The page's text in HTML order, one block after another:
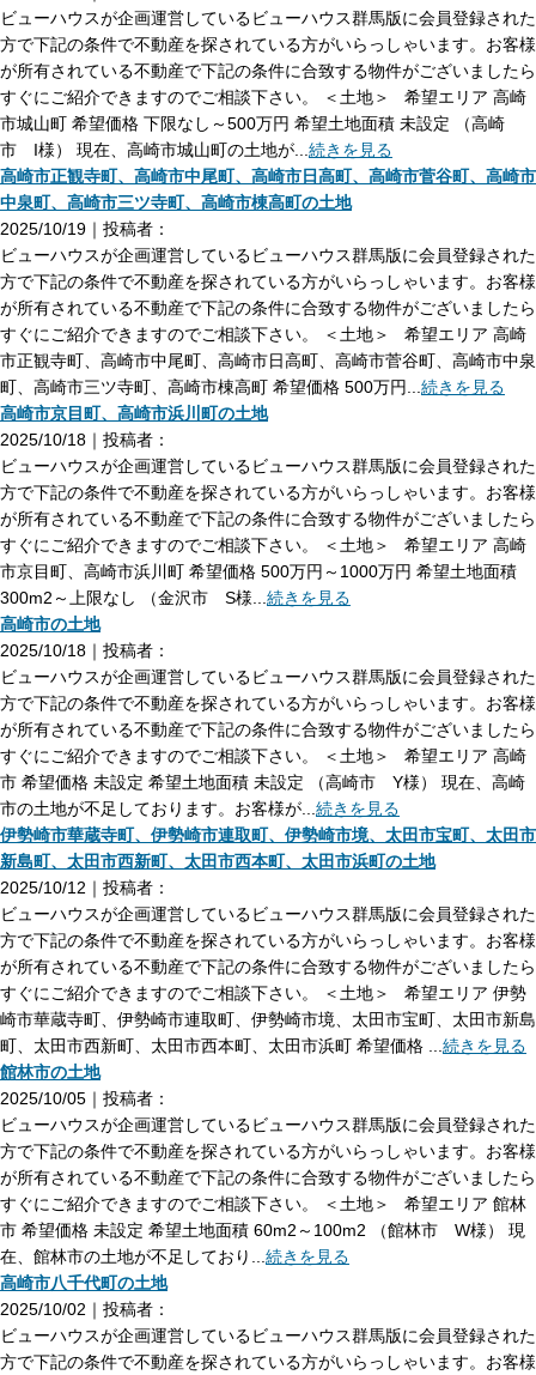
ビューハウスが企画運営しているビューハウス群馬版に会員登録された
方で下記の条件で不動産を探されている方がいらっしゃいます。お客様
が所有されている不動産で下記の条件に合致する物件がございましたら
すぐにご紹介できますのでご相談下さい。 ＜土地＞ 希望エリア 高崎
市城山町 希望価格 下限なし～500万円 希望土地面積 未設定 （高崎
市 I様） 現在、高崎市城山町の土地が... 続きを見る
高崎市正観寺町、高崎市中尾町、高崎市日高町、高崎市菅谷町、高崎市
中泉町、高崎市三ツ寺町、高崎市棟高町の土地
2025/10/19｜投稿者：
ビューハウスが企画運営しているビューハウス群馬版に会員登録された
方で下記の条件で不動産を探されている方がいらっしゃいます。お客様
が所有されている不動産で下記の条件に合致する物件がございましたら
すぐにご紹介できますのでご相談下さい。 ＜土地＞ 希望エリア 高崎
市正観寺町、高崎市中尾町、高崎市日高町、高崎市菅谷町、高崎市中泉
町、高崎市三ツ寺町、高崎市棟高町 希望価格 500万円... 続きを見る
高崎市京目町、高崎市浜川町の土地
2025/10/18｜投稿者：
ビューハウスが企画運営しているビューハウス群馬版に会員登録された
方で下記の条件で不動産を探されている方がいらっしゃいます。お客様
が所有されている不動産で下記の条件に合致する物件がございましたら
すぐにご紹介できますのでご相談下さい。 ＜土地＞ 希望エリア 高崎
市京目町、高崎市浜川町 希望価格 500万円～1000万円 希望土地面積
300m2～上限なし （金沢市 S様... 続きを見る
高崎市の土地
2025/10/18｜投稿者：
ビューハウスが企画運営しているビューハウス群馬版に会員登録された
方で下記の条件で不動産を探されている方がいらっしゃいます。お客様
が所有されている不動産で下記の条件に合致する物件がございましたら
すぐにご紹介できますのでご相談下さい。 ＜土地＞ 希望エリア 高崎
市 希望価格 未設定 希望土地面積 未設定 （高崎市 Y様） 現在、高崎
市の土地が不足しております。お客様が... 続きを見る
伊勢崎市華蔵寺町、伊勢崎市連取町、伊勢崎市境、太田市宝町、太田市
新島町、太田市西新町、太田市西本町、太田市浜町の土地
2025/10/12｜投稿者：
ビューハウスが企画運営しているビューハウス群馬版に会員登録された
方で下記の条件で不動産を探されている方がいらっしゃいます。お客様
が所有されている不動産で下記の条件に合致する物件がございましたら
すぐにご紹介できますのでご相談下さい。 ＜土地＞ 希望エリア 伊勢
崎市華蔵寺町、伊勢崎市連取町、伊勢崎市境、太田市宝町、太田市新島
町、太田市西新町、太田市西本町、太田市浜町 希望価格 ... 続きを見る
館林市の土地
2025/10/05｜投稿者：
ビューハウスが企画運営しているビューハウス群馬版に会員登録された
方で下記の条件で不動産を探されている方がいらっしゃいます。お客様
が所有されている不動産で下記の条件に合致する物件がございましたら
すぐにご紹介できますのでご相談下さい。 ＜土地＞ 希望エリア 館林
市 希望価格 未設定 希望土地面積 60m2～100m2 （館林市 W様） 現
在、館林市の土地が不足しており... 続きを見る
高崎市八千代町の土地
2025/10/02｜投稿者：
ビューハウスが企画運営しているビューハウス群馬版に会員登録された
方で下記の条件で不動産を探されている方がいらっしゃいます。お客様